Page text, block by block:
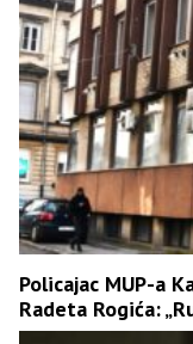
Policajac MUP-a
Radeta Rogića: